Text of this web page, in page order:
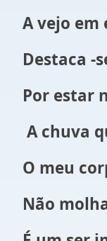
A vejo em
Destaca -
Por estar
A chuva
O meu
Não